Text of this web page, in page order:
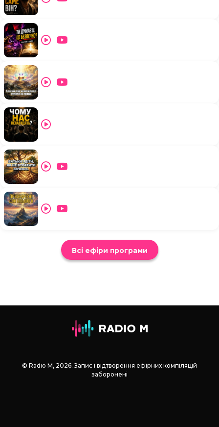
Всі ефіри програми
© Radio М, 2026. Запис і відтворення ефірних компіляцій
заборонені